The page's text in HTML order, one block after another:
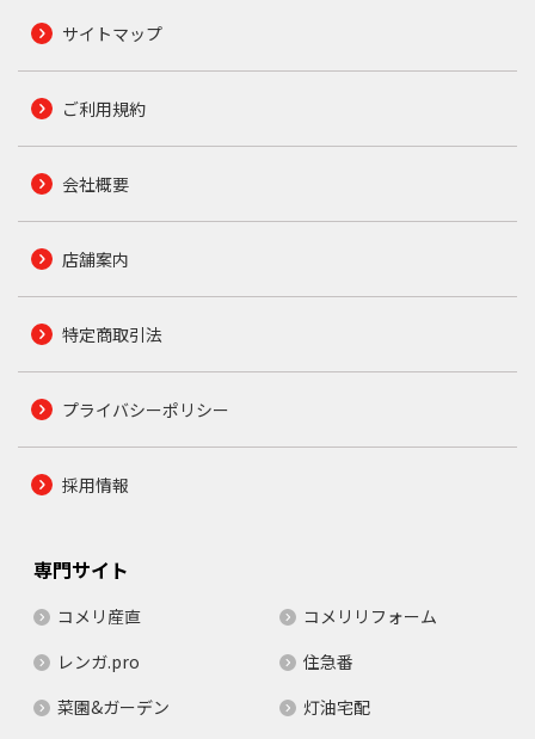
サイトマップ
ご利用規約
会社概要
店舗案内
特定商取引法
プライバシーポリシー
採用情報
専門サイト
コメリ産直
コメリリフォーム
レンガ.pro
住急番
菜園&ガーデン
灯油宅配